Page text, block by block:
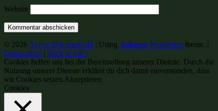
Website
© 2026 Anjess MärchenCafé | Using Auberge WordPress theme. |
Datenschutz | Back to top ↑
Cookies helfen uns bei der Bereitstellung unserer Dienste. Durch die
Nutzung unserer Dienste erklärst du dich damit einverstanden, dass
wir Cookies setzen.Akzeptieren
Cookies